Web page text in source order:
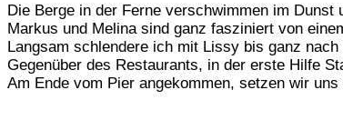
Die Berge in der Ferne verschwimmen im
Markus und Melina sind ganz fasziniert von
Langsam schlendere ich mit Lissy bis ganz
Gegenüber des Restaurants, in der erste Hilfe
Am Ende vom Pier angekommen, setzen wir